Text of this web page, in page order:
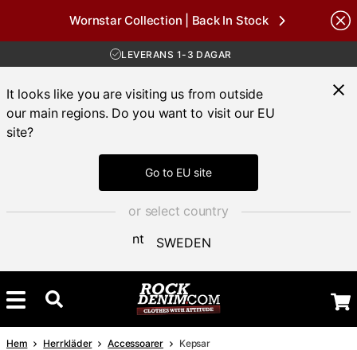
Wornstar Collection | Back In Stock
FRI FRAKT ÖVER 1000 KR
LEVERANS 1-3 DAGAR
FRI FRAKT ÖVER 1000 KR
It looks like you are visiting us from outside
our main regions. Do you want to visit our EU
site?
Go to EU site
or select country
SWEDEN
Hem Herrkläder Accessoarer Kepsar